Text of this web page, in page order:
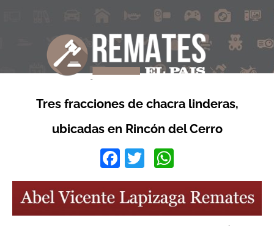
Tres fracciones de chacra linderas,
ubicadas en Rincón del Cerro
Facebook
Twitter